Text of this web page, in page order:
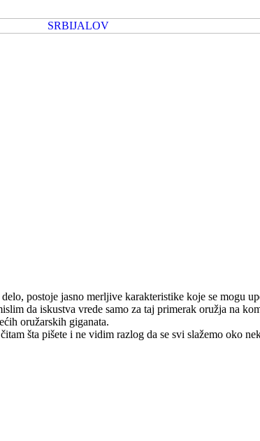
postoje jasno merljive karakteristike koje se mogu
da iskustva vrede samo za taj primerak oružja na
oružarskih giganata.
šta pišete i ne vidim razlog da se svi slažemo oko